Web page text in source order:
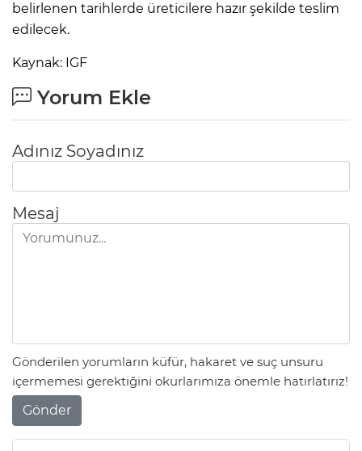
belirlenen tarihlerde üreticilere hazır şekilde teslim
edilecek.
Kaynak: IGF
Yorum Ekle
Adınız Soyadınız
Mesaj
Gönderilen yorumların küfür, hakaret ve suç unsuru
içermemesi gerektiğini okurlarımıza önemle hatırlatırız!
Gönder